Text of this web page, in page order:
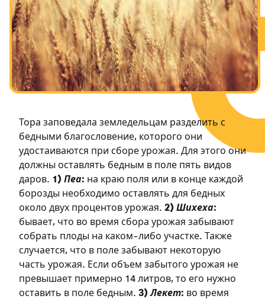
Посты в память о разрушенном Храме
Ханука
Пурим
Тора заповедала земледельцам разделить с
бедными благословение, которого они
удостаиваются при сборе урожая. Для этого они
должны оставлять бедным в поле пять видов
даров. 1) Пеа: на краю поля или в конце каждой
борозды необходимо оставлять для бедных
около двух процентов урожая. 2) Шихеха:
бывает, что во время сбора урожая забывают
собрать плоды на каком-либо участке. Также
случается, что в поле забывают некоторую
часть урожая. Если объем забытого урожая не
превышает примерно 14 литров, то его нужно
оставить в поле бедным. 3)Лекет: во время